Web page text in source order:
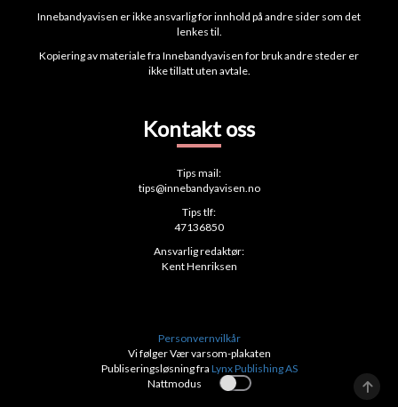
Innebandyavisen er ikke ansvarlig for innhold på andre sider som det
lenkes til.
Kopiering av materiale fra Innebandyavisen for bruk andre steder er
ikke tillatt uten avtale.
Kontakt oss
Tips mail:
tips@innebandyavisen.no
Tips tlf:
47136850
Ansvarlig redaktør:
Kent Henriksen
Personvernvilkår
Vi følger Vær varsom-plakaten
Publiseringsløsning fra Lynx Publishing AS
Nattmodus